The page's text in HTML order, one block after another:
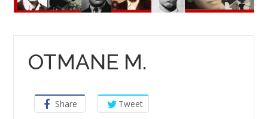
OTMANE M.
Share
Tweet